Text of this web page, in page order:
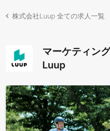
株式会社Luup 全ての求人一覧
マーケティン
Luup